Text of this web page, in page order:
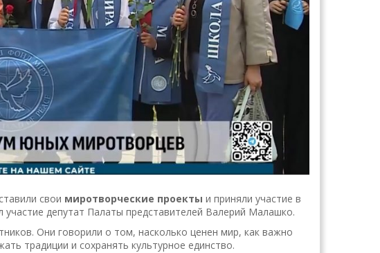
свои миротворческие проекты и приняли участие в
участие депутат Палаты представителей Валерий Малашко.
Они говорили о том, насколько ценен мир, как важно
традиции и сохранять культурное единство.